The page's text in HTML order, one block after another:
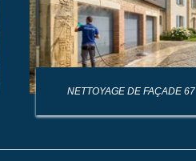
NETTOYAGE DE FAÇADE 67